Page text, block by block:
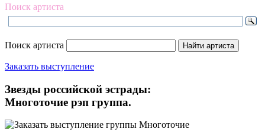
Поиск артиста
Поиск артиста
Заказать выступление
Звезды российской эстрады:
Многоточие рэп группа.